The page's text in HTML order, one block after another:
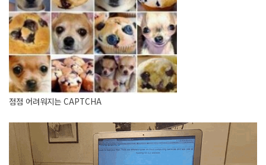
점점 어려워지는 CAPTCHA